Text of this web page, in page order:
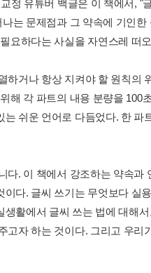
정 유튜버 백글은 이 책에서, "
는 문제점과 그 약속에 기인한
요하다는 사실을 자연스레 떠
거나 항상 지켜야 할 원칙의
해 각 파트의 내용 분량을 100
쉬운 언어로 다듬었다. 한 파
. 이 책에서 강조하는 약속과
다. 글씨 쓰기는 무엇보다 실
활에서 글씨 쓰는 법에 대해
고자 하는 것이다. 그리고 우리